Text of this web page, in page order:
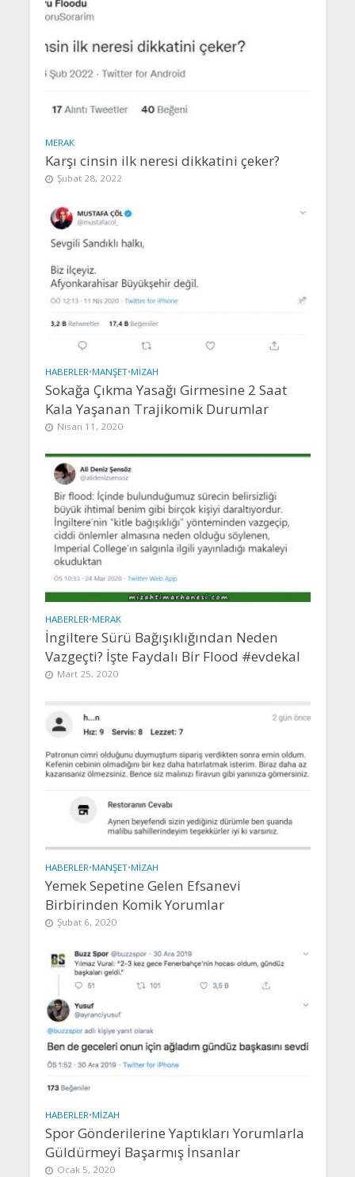
MERAK
Karşı cinsin ilk neresi dikkatini çeker?
Şubat 28, 2022
HABERLER•MANŞET•MIZAH
Sokağa Çıkma Yasağı Girmesine 2 Saat
Kala Yaşanan Trajikomik Durumlar
Nisan 11, 2020
HABERLER•MERAK
İngiltere Sürü Bağışıklığından Neden
Vazgeçti? İşte Faydalı Bir Flood #evdekal
Mart 25, 2020
HABERLER•MANŞET•MIZAH
Yemek Sepetine Gelen Efsanevi
Birbirinden Komik Yorumlar
Şubat 6, 2020
HABERLER•MIZAH
Spor Gönderilerine Yaptıkları Yorumlarla
Güldürmeyi Başarmış İnsanlar
Ocak 5, 2020